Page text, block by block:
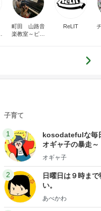
町田 山路音
楽教室～ピア
ReLIT
子育て
1
kosodatefulな毎
オギャ子の暴走～
オギャ子
2
日曜日は９時まで
い。
あべかわ